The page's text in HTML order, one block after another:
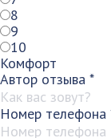
8
9
10
Комфорт
Автор отзыва *
Номер телефона